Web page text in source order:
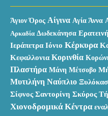
Άγιον Όρος Αίγινα Αγία Άννα
Αρκαδία Δωδεκάνησα Ερατεινή
Ιεράπετρα Ιόνιο Κέρκυρα
Κεφαλλονια Κορινθία
Πλαστήρα Μάνη Μέτσοβο
Μυτιλήνη Ναύπλιο
Σίφνος Σαντορίνη Σκύρος
Χιονοδρομικά Κέντρα